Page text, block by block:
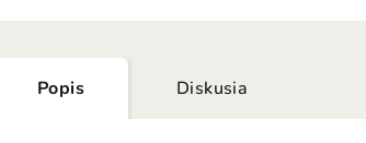
Popis Diskusia